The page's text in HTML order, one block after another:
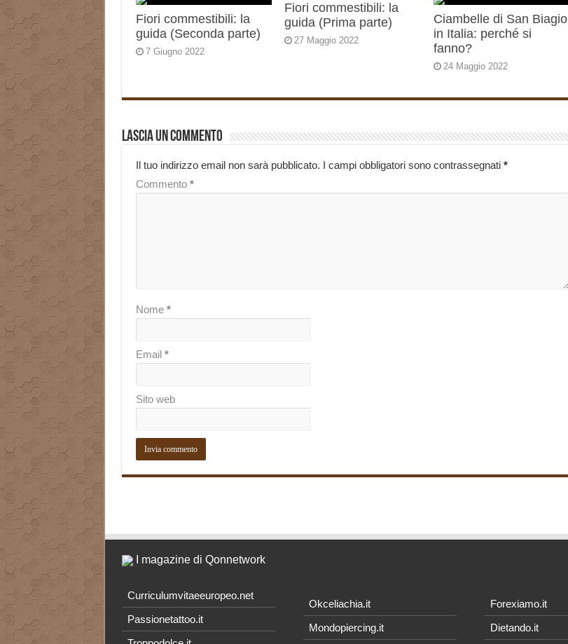
Fiori commestibili: la
guida (Seconda parte)
7 Giugno 2022
Fiori commestibili: la
guida (Prima parte)
27 Maggio 2022
Ciambelle di San Biagio
in Italia: perché si
fanno?
24 Maggio 2022
Lascia un commento
Il tuo indirizzo email non sarà pubblicato. I campi obbligatori sono contrassegnati *
Commento *
Nome *
Email *
Sito web
I magazine di Qonnetwork
Curriculumvitaeeuropeo.net
Passionetattoo.it
Okceliachia.it
Mondopiercing.it
Forexiamo.it
Dietando.it